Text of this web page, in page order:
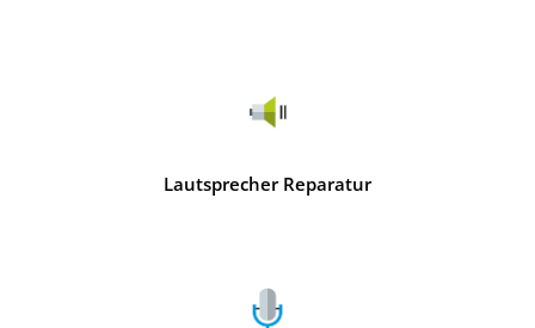
Lautsprecher Reparatur